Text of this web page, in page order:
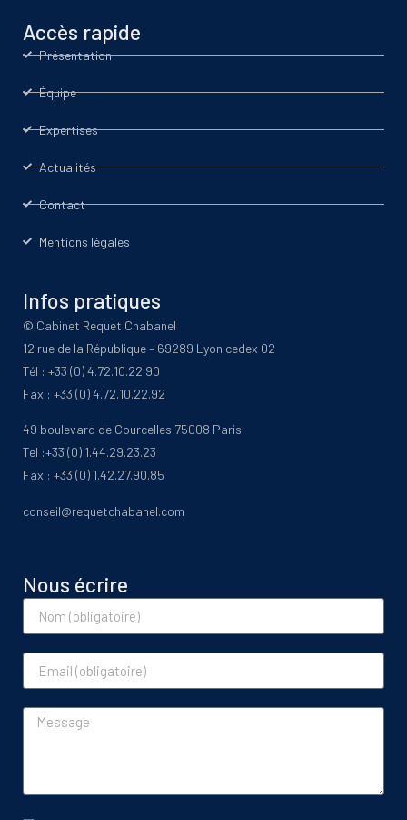
Accès rapide
Présentation
Équipe
Expertises
Actualités
Contact
Mentions légales
Infos pratiques
© Cabinet Requet Chabanel
12 rue de la République – 69289 Lyon cedex 02
Tél : +33 (0) 4.72.10.22.90
Fax : +33 (0) 4.72.10.22.92
49 boulevard de Courcelles 75008 Paris
Tel :+33 (0) 1.44.29.23.23
Fax : +33 (0) 1.42.27.90.85
conseil@requetchabanel.com
Nous écrire